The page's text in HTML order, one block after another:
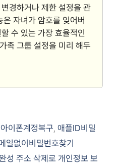
경하거나 제한 설정을 관
자녀가 암호를 잊어버
수 있는 가장 효율적인
족 그룹 설정을 미리 해두
아이폰계정복구,애플ID비밀
일없이비밀번호찾기
성 주소 삭제로 개인정보 보